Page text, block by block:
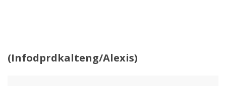
(Infodprdkalteng/Alexis)